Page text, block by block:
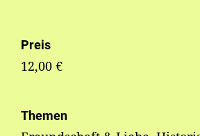
Preis
12,00 €
Themen